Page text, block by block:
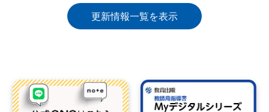
更新情報一覧を表示